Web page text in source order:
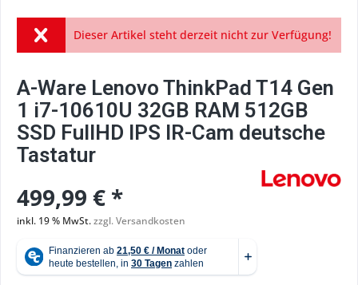
Dieser Artikel steht derzeit nicht zur Verfügung!
A-Ware Lenovo ThinkPad T14 Gen
1 i7-10610U 32GB RAM 512GB
SSD FullHD IPS IR-Cam deutsche
Tastatur
499,99 € *
inkl. 19 % MwSt.zzgl. Versandkosten